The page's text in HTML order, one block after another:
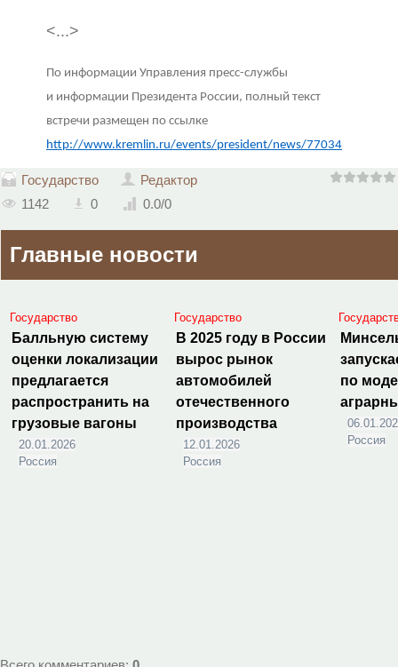
<...>
По информации Управления пресс-службы
и информации Президента России, полный текст
встречи размещен по ссылке
http://www.kremlin.ru/events/president/news/77034
Государство
Редактор
1142
0 0.0/0
Главные новости
Государство
Балльную систему
оценки локализации
предлагается
распространить на
грузовые вагоны
20.01.2026
Россия
Государство
В 2025 году в России
вырос рынок
автомобилей
отечественного
производства
12.01.2026
Россия
по
Россия